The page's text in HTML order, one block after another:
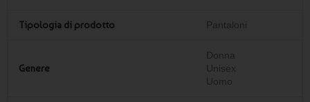
Tipologia di prodotto Pantaloni
Genere
Donna
Unisex
Uomo